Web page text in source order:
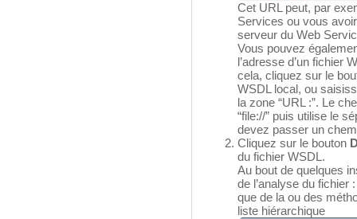
Cet URL peut, par
Services ou vous
serveur du Web
Vous pouvez
l’adresse d’un fichier
cela, cliquez sur le
WSDL local, ou
la zone “URL :”. Le
“file://” puis utilise le
devez passer un
Cliquez sur le bouton
du fichier WSDL.
Au bout de quelques
de l’analyse du
que de la ou des
liste hiérarchique